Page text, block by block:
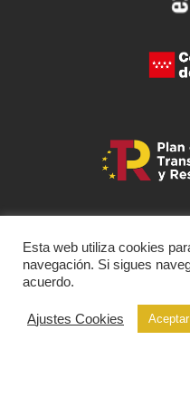
Esta web utiliza cookies
navegación. Si sigues
acuerdo.
Ajustes Cookies Aceptar